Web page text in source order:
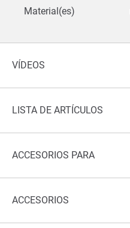
Material(es)
VÍDEOS
LISTA DE ARTÍCULOS
ACCESORIOS PARA
ACCESORIOS